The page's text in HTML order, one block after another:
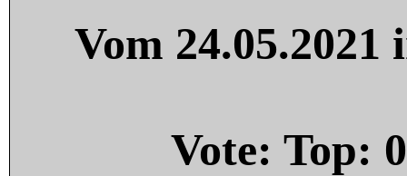
Vom
Vote: Top: 0